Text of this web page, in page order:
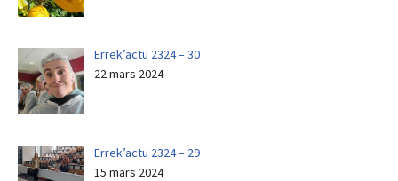
Errek’actu 2324 – 30
22 mars 2024
Errek’actu 2324 – 29
15 mars 2024